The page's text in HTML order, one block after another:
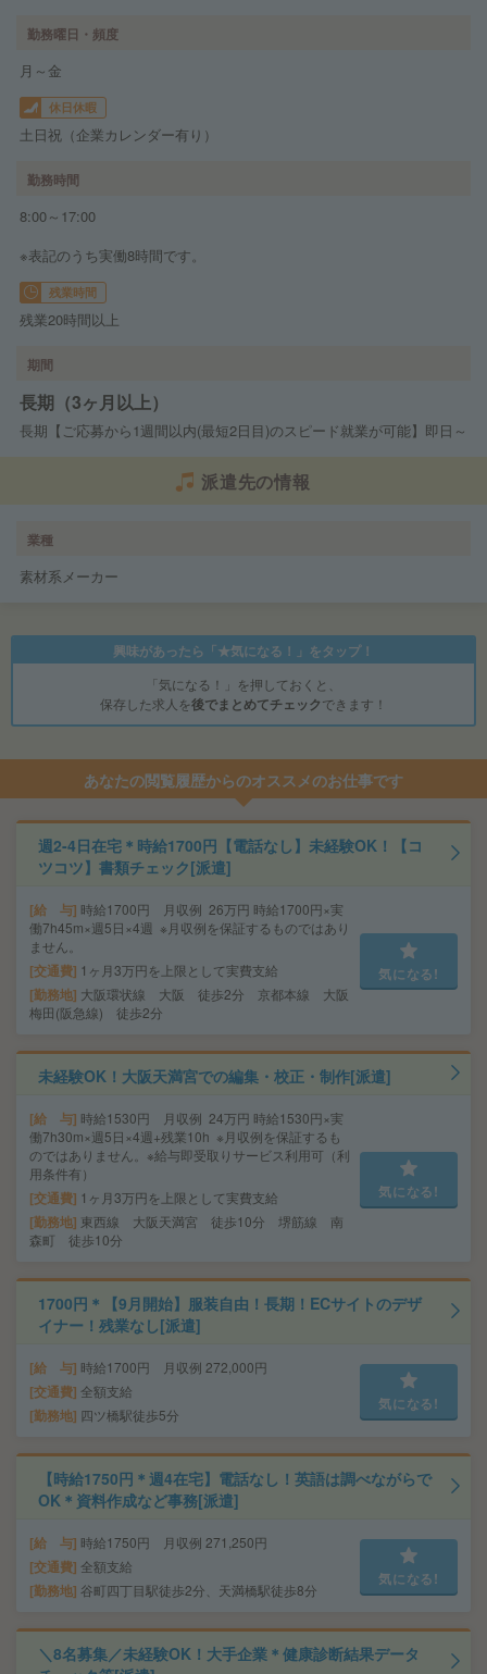
勤務曜日・頻度
月～金
休日休暇
土日祝（企業カレンダー有り）
勤務時間
8:00～17:00
※表記のうち実働8時間です。
残業時間
残業20時間以上
期間
長期（3ヶ月以上）
長期【ご応募から1週間以内(最短2日目)のスピード就業が可能】即日～
派遣先の情報
業種
素材系メーカー
興味があったら「★気になる！」をタップ！
「気になる！」を押しておくと、
保存した求人を後でまとめてチェックできます！
あなたの閲覧履歴からのオススメのお仕事です
週2-4日在宅＊時給1700円【電話なし】未経験OK！【コ
ツコツ】書類チェック[派遣]
給 与 時給1700円 月収例 26万円 時給1700円×実
働7h45m×週5日×4週 ※月収例を保証するものではあり
ません。
交通費 1ヶ月3万円を上限として実費支給
勤務地 大阪環状線 大阪 徒歩2分 京都本線 大阪
梅田(阪急線) 徒歩2分
気になる!
未経験OK！大阪天満宮での編集・校正・制作[派遣]
給 与 時給1530円 月収例 24万円 時給1530円×実
働7h30m×週5日×4週+残業10h ※月収例を保証するも
のではありません。※給与即受取りサービス利用可（利
用条件有）
交通費 1ヶ月3万円を上限として実費支給
勤務地 東西線 大阪天満宮 徒歩10分 堺筋線 南
森町 徒歩10分
気になる!
1700円＊【9月開始】服装自由！長期！ECサイトのデザ
イナー！残業なし[派遣]
給 与 時給1700円 月収例 272,000円
交通費 全額支給
勤務地 四ツ橋駅徒歩5分
気になる!
【時給1750円＊週4在宅】電話なし！英語は調べながらで
OK＊資料作成など事務[派遣]
給 与 時給1750円 月収例 271,250円
交通費 全額支給
勤務地 谷町四丁目駅徒歩2分、天満橋駅徒歩8分
気になる!
＼8名募集／未経験OK！大手企業＊健康診断結果データ